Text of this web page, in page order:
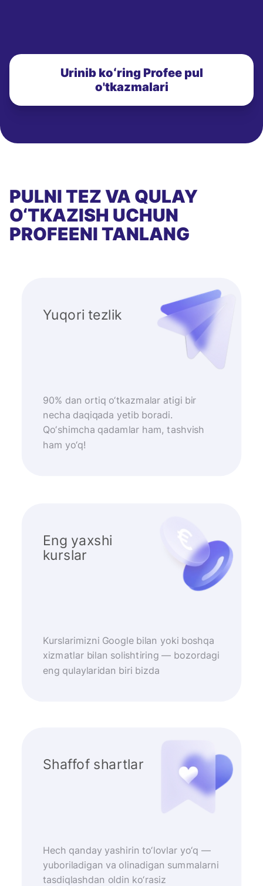
Urinib koʻring Profee pul
o'tkazmalari
PULNI TEZ VA QULAY
O‘TKAZISH UCHUN
PROFEENI TANLANG
Yuqori tezlik
90% dan ortiq o‘tkazmalar atigi bir
necha daqiqada yetib boradi.
Qo‘shimcha qadamlar ham, tashvish
ham yo‘q!
Eng yaxshi
kurslar
Kurslarimizni Google bilan yoki boshqa
xizmatlar bilan solishtiring — bozordagi
eng qulaylaridan biri bizda
Shaffof shartlar
Hech qanday yashirin to‘lovlar yo‘q —
yuboriladigan va olinadigan summalarni
tasdiqlashdan oldin ko‘rasiz